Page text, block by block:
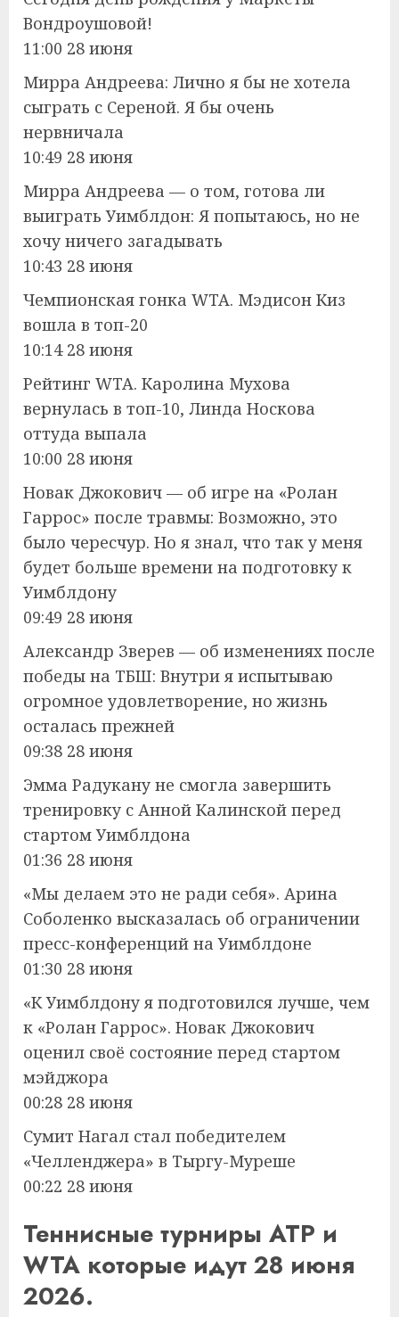
Вондроушовой!
11:00 28 июня
Мирра Андреева: Лично я бы не хотела
сыграть с Сереной. Я бы очень
нервничала
10:49 28 июня
Мирра Андреева — о том, готова ли
выиграть Уимблдон: Я попытаюсь, но не
хочу ничего загадывать
10:43 28 июня
Чемпионская гонка WTA. Мэдисон Киз
вошла в топ-20
10:14 28 июня
Рейтинг WTA. Каролина Мухова
вернулась в топ-10, Линда Носкова
оттуда выпала
10:00 28 июня
Новак Джокович — об игре на «Ролан
Гаррос» после травмы: Возможно, это
было чересчур. Но я знал, что так у меня
будет больше времени на подготовку к
Уимблдону
09:49 28 июня
Александр Зверев — об изменениях после
победы на ТБШ: Внутри я испытываю
огромное удовлетворение, но жизнь
осталась прежней
09:38 28 июня
Эмма Радукану не смогла завершить
тренировку с Анной Калинской перед
стартом Уимблдона
01:36 28 июня
«Мы делаем это не ради себя». Арина
Соболенко высказалась об ограничении
пресс-конференций на Уимблдоне
01:30 28 июня
«К Уимблдону я подготовился лучше, чем
к «Ролан Гаррос». Новак Джокович
оценил своё состояние перед стартом
мэйджора
00:28 28 июня
Сумит Нагал стал победителем
«Челленджера» в Тыргу-Муреше
00:22 28 июня
Теннисные турниры ATP и
WTA которые идут 28 июня
2026.